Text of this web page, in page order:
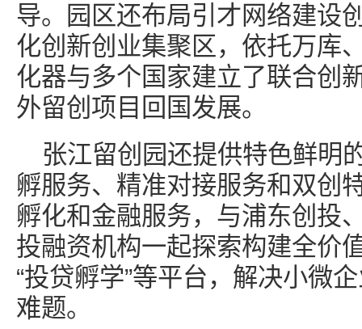
导。园区还布局引才网络建设
化创新创业集聚区，依托万库
化器与多个国家建立了联合创
外留创项目回国发展。
张江留创园还提供特色鲜明
孵服务、精准对接服务和双创
孵化和金融服务，与浦东创投
投融资机构一起探索构建全价
“投贷孵学”等平台，解决小微
难题。